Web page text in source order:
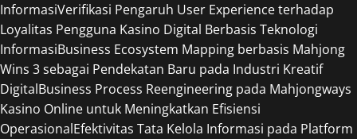
InformasiVerifikasi Pengaruh User Experience terhadap
Loyalitas Pengguna Kasino Digital Berbasis Teknologi
InformasiBusiness Ecosystem Mapping berbasis Mahjong
Wins 3 sebagai Pendekatan Baru pada Industri Kreatif
DigitalBusiness Process Reengineering pada Mahjongways
Kasino Online untuk Meningkatkan Efisiensi
OperasionalEfektivitas Tata Kelola Informasi pada Platform